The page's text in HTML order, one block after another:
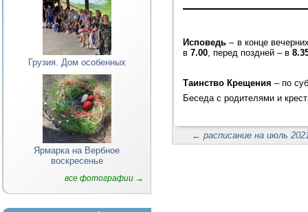
Грузия. Дом особенных
Ярмарка на Вербное
воскресенье
все фотографии →
Исповедь – в конце
в7.00 , перед поздней – в
Таинство Крещения – по
Беседа с родителями и
← расписание на июль